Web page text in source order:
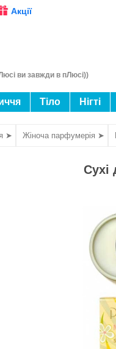
Акції
ви завжди в пЛюсі))
Тіло Нігті
➤ Жіноча парфумерія ➤
Сухі